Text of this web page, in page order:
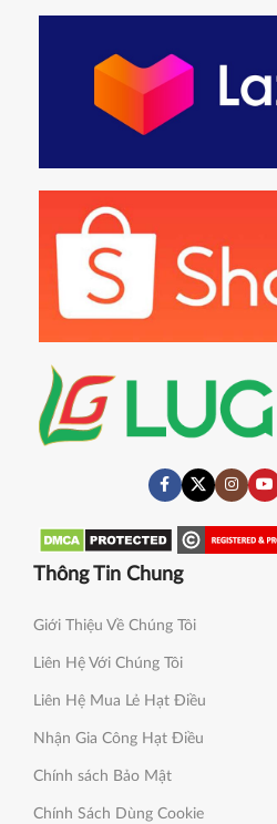
Thông Tin Chung
Giới Thiệu Về Chúng Tôi
Liên Hệ Với Chúng Tôi
Liên Hệ Mua Lẻ Hạt Điều
Nhận Gia Công Hạt Điều
Chính sách Bảo Mật
Chính Sách Dùng Cookie